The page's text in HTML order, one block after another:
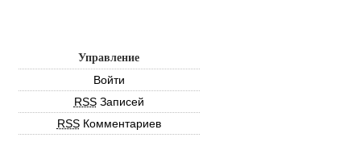
Управление
Войти
RSSЗаписей
RSSКомментариев